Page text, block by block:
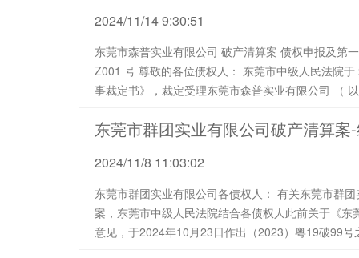
2024/11/14 9:30:51
东莞市森普实业有限公司 破产清算案 债权申报及第一次债权人会议通知 （ 202 4 ） 森普 破管字第
Z001 号 尊敬的各位债权人： 东莞市中级人民法院于 2024年11月6日作出（2024）粤19破申226号《民
东莞市群团实业有限公司破产清算
2024/11/8 11:03:02
东莞市群团实业有限公司各债权人： 有关东莞市群团实业有限公司（以下简称“群团公司”）破产清算
案，东莞市中级人民法院结合各债权人此前关于《
意见，于2024年10月23日作出（2023）粤19破99